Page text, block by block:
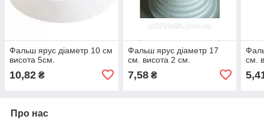
Фальш ярус діаметр 10 см
висота 5см.
10,82 ₴
Фальш ярус діаметр 17
см. висота 2 см.
7,58₴
см.
Про нас